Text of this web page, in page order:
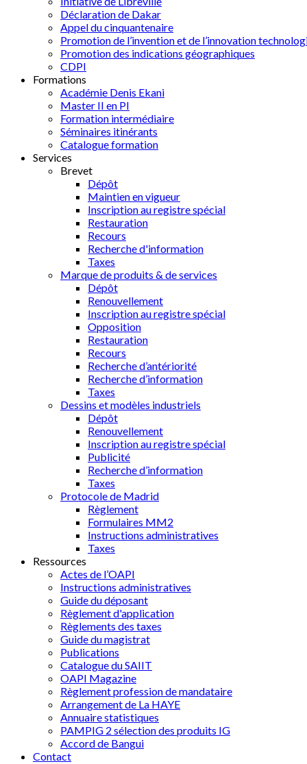
Déclaration de Dakar
Appel du cinquantenaire
Promotion de l’invention et de l’innovation
Promotion des indications géographiques
CDPI
Formations
Académie Denis Ekani
Master II en PI
Formation intermédiaire
Séminaires itinérants
Catalogue formation
Services
Brevet
Dépôt
Maintien en vigueur
Inscription au registre spécial
Restauration
Recours
Recherche d'information
Taxes
Marque de produits & de services
Dépôt
Renouvellement
Inscription au registre spécial
Opposition
Restauration
Recours
Recherche d’antériorité
Recherche d’information
Taxes
Dessins et modèles industriels
Dépôt
Renouvellement
Inscription au registre spécial
Publicité
Recherche d’information
Taxes
Protocole de Madrid
Règlement
Formulaires MM2
Instructions administratives
Taxes
Ressources
Actes de l’OAPI
Instructions administratives
Guide du déposant
Règlement d'application
Règlements des taxes
Guide du magistrat
Publications
Catalogue du SAIIT
OAPI Magazine
Règlement profession de mandataire
Arrangement de La HAYE
Annuaire statistiques
PAMPIG 2 sélection des produits IG
Accord de Bangui
Contact